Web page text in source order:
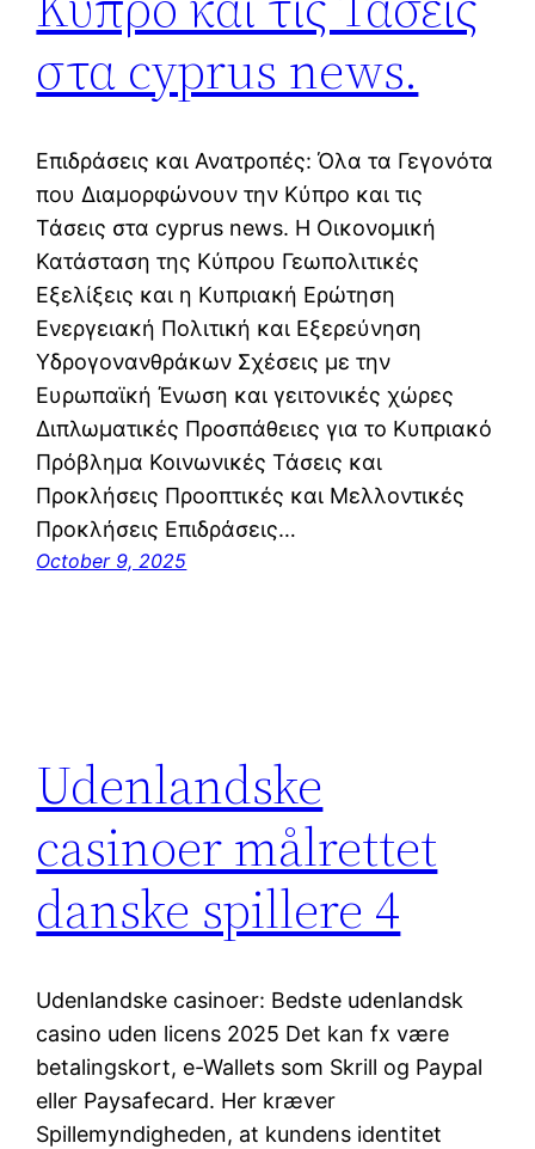
στα cyprus news.
Επιδράσεις και Ανατροπές: Όλα τα Γεγονότα
που Διαμορφώνουν την Κύπρο και τις
Τάσεις στα cyprus news. Η Οικονομική
Κατάσταση της Κύπρου Γεωπολιτικές
Εξελίξεις και η Κυπριακή Ερώτηση
Ενεργειακή Πολιτική και Εξερεύνηση
Υδρογονανθράκων Σχέσεις με την
Ευρωπαϊκή Ένωση και γειτονικές χώρες
Διπλωματικές Προσπάθειες για το Κυπριακό
Πρόβλημα Κοινωνικές Τάσεις και
Προκλήσεις Προοπτικές και Μελλοντικές
Προκλήσεις Επιδράσεις…
October 9, 2025
Udenlandske
casinoer målrettet
danske spillere 4
Udenlandske casinoer: Bedste udenlandsk
casino uden licens 2025 Det kan fx være
betalingskort, e-Wallets som Skrill og Paypal
eller Paysafecard. Her kræver
Spillemyndigheden, at kundens identitet